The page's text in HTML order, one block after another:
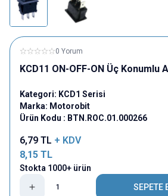
0 Yorum
KCD11 ON-OFF-ON Üç Konumlu
Kategori: KCD1 Serisi
Marka: Motorobit
Ürün Kodu : BTN.ROC.01.000266
6,79 TL + KDV
8,15 TL
Stokta 1000+ ürün
SEPETE